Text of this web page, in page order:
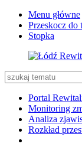
Menu główne
Przeskocz do
Stopka
Portal
Monitoring
Analiza
Rozkład